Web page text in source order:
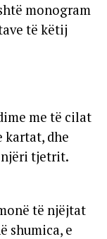
monogram
të këtij
me të cilat
kartat, dhe
njëri tjetrit.
të njëjtat
shumica, e